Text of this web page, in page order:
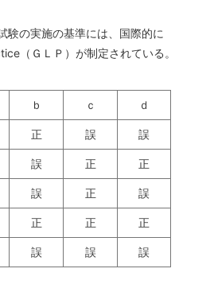
験の実施の基準には、国際的に
（ＧＬＰ）が制定されている。
ｂ ｃ ｄ
正 誤 誤
誤 正 正
誤 正 誤
正 正 正
誤 誤 誤